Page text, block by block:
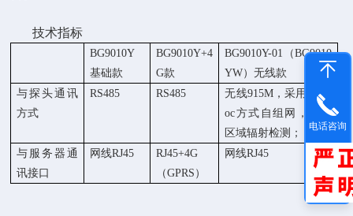
技术指标
BG9010Y
基础款
BG9010Y+4
G款
BG9010Y-01 （BG9010
YW）无线款
与探头通讯
方式
RS485 RS485 无线915M，采用
Ad-H
oc方式自组网，构成
区域辐射检测；
与服务器通
讯接口
网线RJ45
RJ45+4G
（GPRS ）
网线RJ45
电话咨询